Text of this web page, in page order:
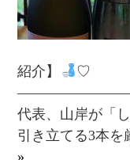
紹介】
♡
代表、山岸が「
引き立てる3本
»